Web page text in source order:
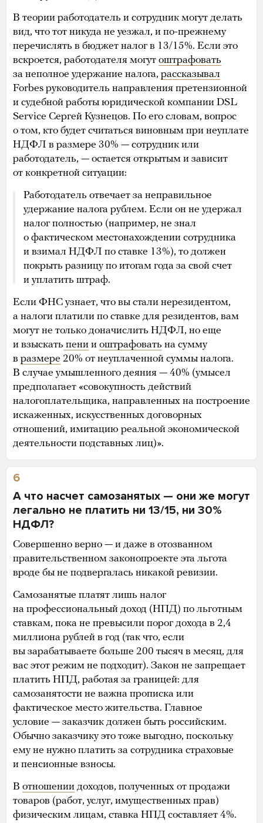
В теории работодатель и сотрудник могут делать
вид, что тот никуда не уезжал, и по-прежнему
перечислять в бюджет налог в 13/15%. Если это
вскроется, работодателя могут оштрафовать
за неполное удержание налога, рассказывал
Forbes руководитель направления претензионной
и судебной работы юридической компании DSL
Service Сергей Кузнецов. По его словам, вопрос
о том, кто будет считаться виновным при неуплате
НДФЛ в размере 30% — сотрудник или
работодатель, — остается открытым и зависит
от конкретной ситуации:
Работодатель отвечает за неправильное
удержание налога рублем. Если он не удержал
налог полностью (например, не знал
о фактическом местонахождении сотрудника
и взимал НДФЛ по ставке 13%), то должен
покрыть разницу по итогам года за свой счет
и уплатить штраф.
Если ФНС узнает, что вы стали нерезидентом,
а налоги платили по ставке для резидентов, вам
могут не только доначислить НДФЛ, но еще
и взыскать пени и оштрафовать на сумму
в размере 20% от неуплаченной суммы налога.
В случае умышленного деяния — 40% (умысел
предполагает «совокупность действий
налогоплательщика, направленных на построение
искаженных, искусственных договорных
отношений, имитацию реальной экономической
деятельности подставных лиц)».
6
А что насчет самозанятых — они же могут
легально не платить ни 13/15, ни 30%
НДФЛ?
Совершенно верно — и даже в отозванном
правительственном законопроекте эта льгота
вроде бы не подвергалась никакой ревизии.
Самозанятые платят лишь налог
на профессиональный доход (НПД) по льготным
ставкам, пока не превысили порог дохода в 2,4
миллиона рублей в год (так что, если
вы зарабатываете больше 200 тысяч в месяц, для
вас этот режим не подходит). Закон не запрещает
платить НПД, работая за границей: для
самозанятости не важна прописка или
фактическое место жительства. Главное
условие — заказчик должен быть российским.
Обычно заказчику это тоже выгодно, поскольку
ему не нужно платить за сотрудника страховые
и пенсионные взносы.
В отношении доходов, полученных от продажи
товаров (работ, услуг, имущественных прав)
физическим лицам, ставка НПД составляет 4%.